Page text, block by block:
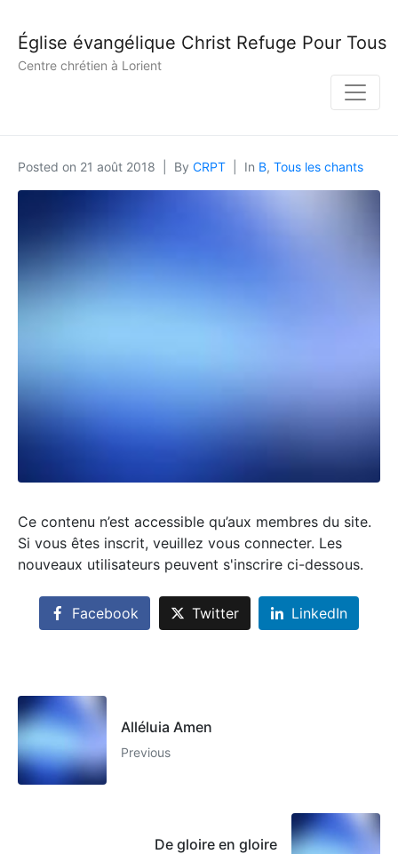
Église évangélique Christ Refuge Pour Tous
Centre chrétien à Lorient
Posted on 21 août 2018 By CRPT In B, Tous les chants
Ce contenu n’est accessible qu’aux membres du site.
Si vous êtes inscrit, veuillez vous connecter. Les
nouveaux utilisateurs peuvent s'inscrire ci-dessous.
Facebook Twitter LinkedIn
Alléluia Amen
Previous
De gloire en gloire